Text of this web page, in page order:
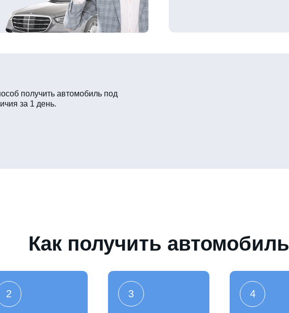
получить автомобиль под
за 1 день.
Как получить автомобиль
4
3
2